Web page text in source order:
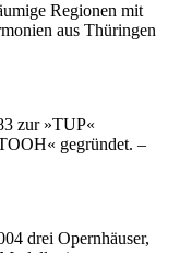
Regionen mit
aus Thüringen
zur »TUP«
gegründet. –
drei Opernhäuser,